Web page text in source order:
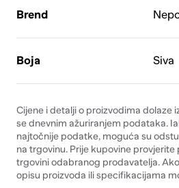
Brend
Boja Siva
Cijene i detalji o proizvodima dolaze
se dnevnim ažuriranjem podataka.
najtočnije podatke, moguća su
na trgovinu. Prije kupovine
trgovini odabranog prodavatelja.
opisu proizvoda ili specifikacijama